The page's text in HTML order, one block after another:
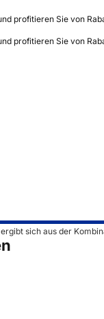
profitieren Sie von
profitieren Sie von
sich aus der